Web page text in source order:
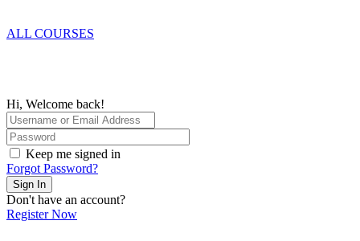
ALL COURSES
Hi, Welcome back!
Keep me signed in
Forgot Password?
Sign In
Don't have an account?
Register Now